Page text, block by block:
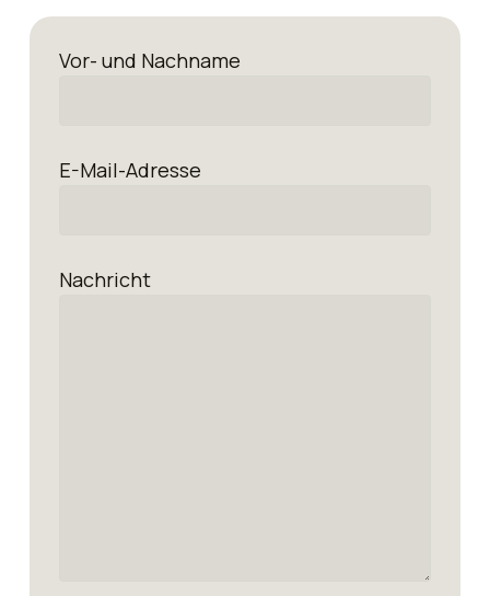
Vor- und Nachname
E-Mail-Adresse
Nachricht